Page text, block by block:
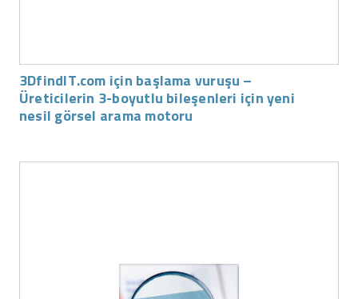
3DfindIT.com için başlama vuruşu –
Üreticilerin 3-boyutlu bileşenleri için yeni
nesil görsel arama motoru